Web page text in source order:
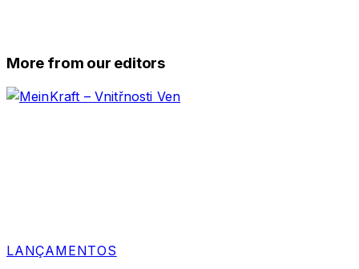
More from our editors
LANÇAMENTOS